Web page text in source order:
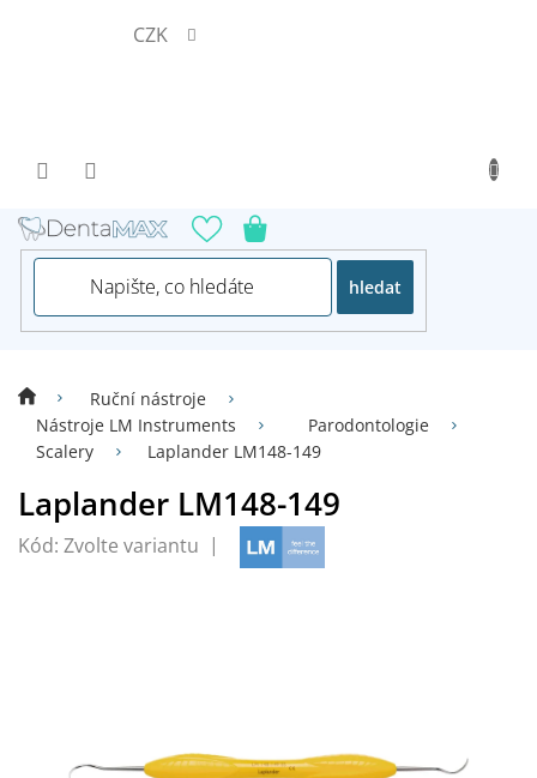
CZK
hledat
Ruční nástroje
Nástroje LM Instruments
Parodontologie
Scalery
Laplander LM148-149
Laplander LM148-149
Kód: Zvolte variantu